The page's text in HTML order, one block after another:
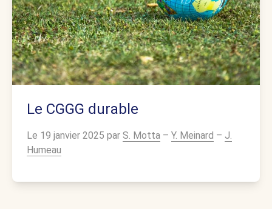
Le CGGG durable
Le 19 janvier 2025 par S. Motta – Y. Meinard – J.
Humeau